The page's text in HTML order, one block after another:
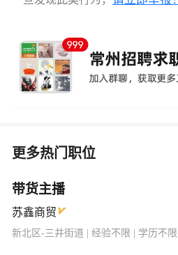
更多热门职位
带货主播
苏鑫商贸
新北区-三井街道 | 经验不限 | 学历不限